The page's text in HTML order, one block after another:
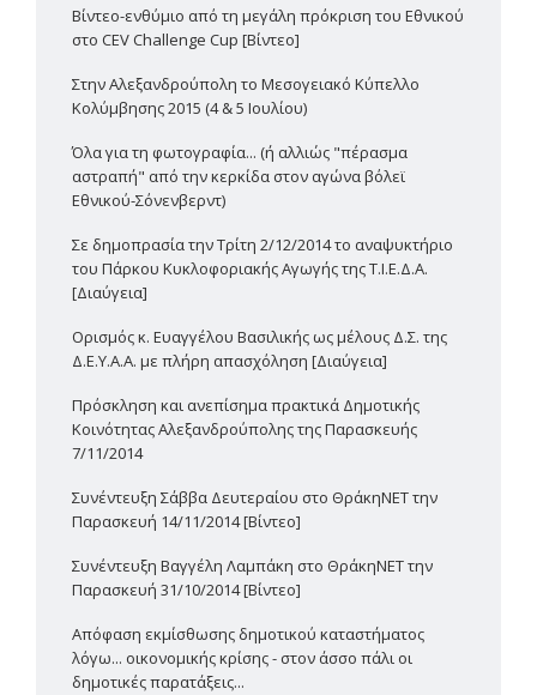
Βίντεο-ενθύμιο από τη μεγάλη πρόκριση του Εθνικού
στο CEV Challenge Cup [Βίντεο]
Στην Αλεξανδρούπολη το Μεσογειακό Κύπελλο
Κολύμβησης 2015 (4 & 5 Ιουλίου)
Όλα για τη φωτογραφία... (ή αλλιώς "πέρασμα
αστραπή" από την κερκίδα στον αγώνα βόλεϊ
Εθνικού-Σόνενβερντ)
Σε δημοπρασία την Τρίτη 2/12/2014 το αναψυκτήριο
του Πάρκου Κυκλοφοριακής Αγωγής της Τ.Ι.Ε.Δ.Α.
[Διαύγεια]
Ορισμός κ. Ευαγγέλου Βασιλικής ως μέλους Δ.Σ. της
Δ.Ε.Υ.Α.Α. με πλήρη απασχόληση [Διαύγεια]
Πρόσκληση και ανεπίσημα πρακτικά Δημοτικής
Κοινότητας Αλεξανδρούπολης της Παρασκευής
7/11/2014
Συνέντευξη Σάββα Δευτεραίου στο ΘράκηΝΕΤ την
Παρασκευή 14/11/2014 [Βίντεο]
Συνέντευξη Βαγγέλη Λαμπάκη στο ΘράκηΝΕΤ την
Παρασκευή 31/10/2014 [Βίντεο]
Απόφαση εκμίσθωσης δημοτικού καταστήματος
λόγω... οικονομικής κρίσης - στον άσσο πάλι οι
δημοτικές παρατάξεις...